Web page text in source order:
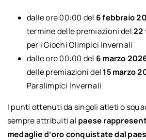
dalle ore 00:00 del 6 febbraio
termine delle premiazioni del22
per i Giochi Olimpici Invernali
dalle ore 00:00 del 6 marzo
delle premiazioni del 15 marzo
Paralimpici Invernali
I punti ottenuti da singoli atleti o
sempre attribuiti al paese
medaglie d’oro conquistate dal